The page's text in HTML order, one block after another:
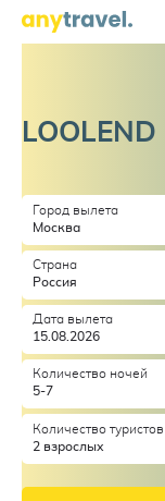
LOOLEND
Город вылета
Москва
Страна
Россия
Дата вылета
15.08.2026
Количество ночей
5-7
Количество туристов
2 взрослых